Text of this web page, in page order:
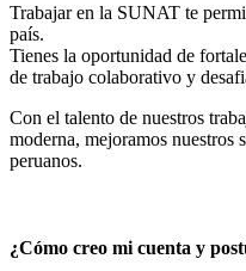
Trabajar en la SUNAT te
país.
Tienes la oportunidad de
de trabajo colaborativo y
Con el talento de nuestros
moderna, mejoramos nuestros
peruanos.
¿Cómo creo mi cuenta y